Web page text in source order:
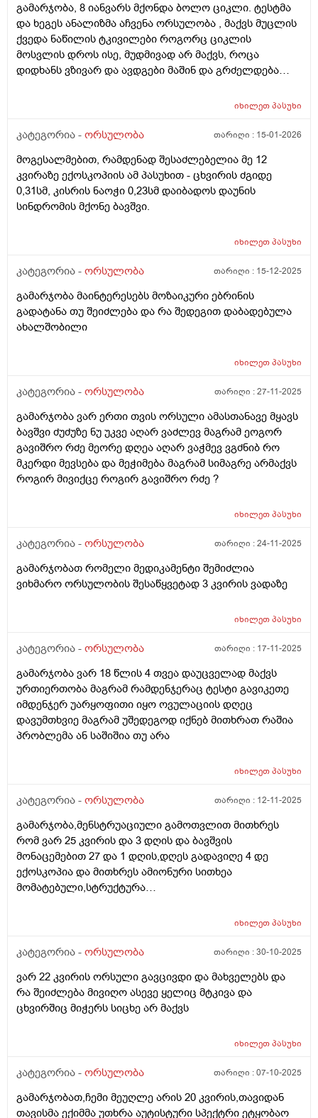
გამარჯობა, 8 იანვარს მქონდა ბოლო ციკლი. ტესტმა
და ხეგეს ანალიზმა აჩვენა ორსულობა , მაქვს მუცლის
ქვედა ნაწილის ტკივილები როგორც ციკლის
მოსვლის დროს ისე, მუდმივად არ მაქვს, როცა
დიდხანს ვზივარ და ავდგები მაშინ და გრძელდება
რომ ვწევარ მაშინ მტკივა იგივე ხანგრძლივობიფ
რაც ასე ვარ.
იხილეთპასუხი
კატეგორია - ორსულობა თარიღი : 15-01-2026
მოგესალმებით, რამდენად შესაძლებელია მე 12
კვირაზე ექოსკოპიის ამ პასუხით - ცხვირის ძგიდე
0,31სმ, კისრის ნაოჭი 0,23სმ დაიბადოს დაუნის
სინდრომის მქონე ბავშვი.
იხილეთპასუხი
კატეგორია - ორსულობა თარიღი : 15-12-2025
გამარჯობა მაინტერესებს მოზაიკური ებრინის
გადატანა თუ შეიძლება და რა შედეგით დაბადებულა
ახალშობილი
იხილეთპასუხი
კატეგორია - ორსულობა თარიღი :27-11-2025
გამარჯობა ვარ ერთი თვის ორსული ამასთანავე მყავს
ბავშვი ძუძუზე ნუ უკვე აღარ ვაძლევ მაგრამ ეოგორ
გავიშრო რძე მეორე დღეა აღარ ვაჭმევ ვგძნიბ რო
მკერდი მევსება და მეჭიმება მაგრამ სიმაგრე არმაქვს
როგირ მივიქცე როგირ გავიშრო რძე ?
იხილეთპასუხი
კატეგორია - ორსულობა თარიღი :24-11-2025
გამარჯობათ რომელი მედიკამენტი შემიძლია
ვიხმარო ორსულობის შესაწყვეტად 3 კვირის ვადაზე
იხილეთპასუხი
კატეგორია - ორსულობა თარიღი : 17-11-2025
გამარჯობა ვარ 18 წლის 4 თვეა დაუცველად მაქვს
ურთიერთობა მაგრამ რამდენჯერაც ტესტი გავიკეთე
იმდენჯერ უარყოფითი იყო ოვულაციის დღეც
დავუმთხვიე მაგრამ უშედეგოდ იქნებ მითხრათ რაშია
პრობლემა ან საშიშია თუ არა
იხილეთპასუხი
კატეგორია - ორსულობა თარიღი : 12-11-2025
გამარჯობა,მენსტრუაციული გამოთვლით მითხრეს
რომ ვარ 25 კვირის და 3 დღის და ბავშვის
მონაცემებით 27 და 1 დღის,დღეს გადავიღე 4 დე
ექოსკოპია და მითხრეს ამიონური სითხეა
მომატებული,სტრუქტურა
ნაადრევი მშობიარობის,მაქვს ამ ბოლოს წელის
და ხაჭოსებრი გამონადენი,ნაცხის ანალიზმა კანდიდა
იხილეთპასუხი
კატეგორია - ორსულობა თარიღი :30-10-2025
ვარ 22 კვირის ორსული გავცივდი და მახველებს და
რა შეიძლება მივიღო ასევე ყელიც მტკივა და
ცხვირშიც მიჭერს სიცხე არ მაქვს
იხილეთპასუხი
კატეგორია - ორსულობა თარიღი :07-10-2025
გამარჯობათ,ჩემი მეუღლე არის 20 კვირის,თავიდან
თავისმა ექიმმა უთხრა აუტისტური სპექტრი ეტყობაო